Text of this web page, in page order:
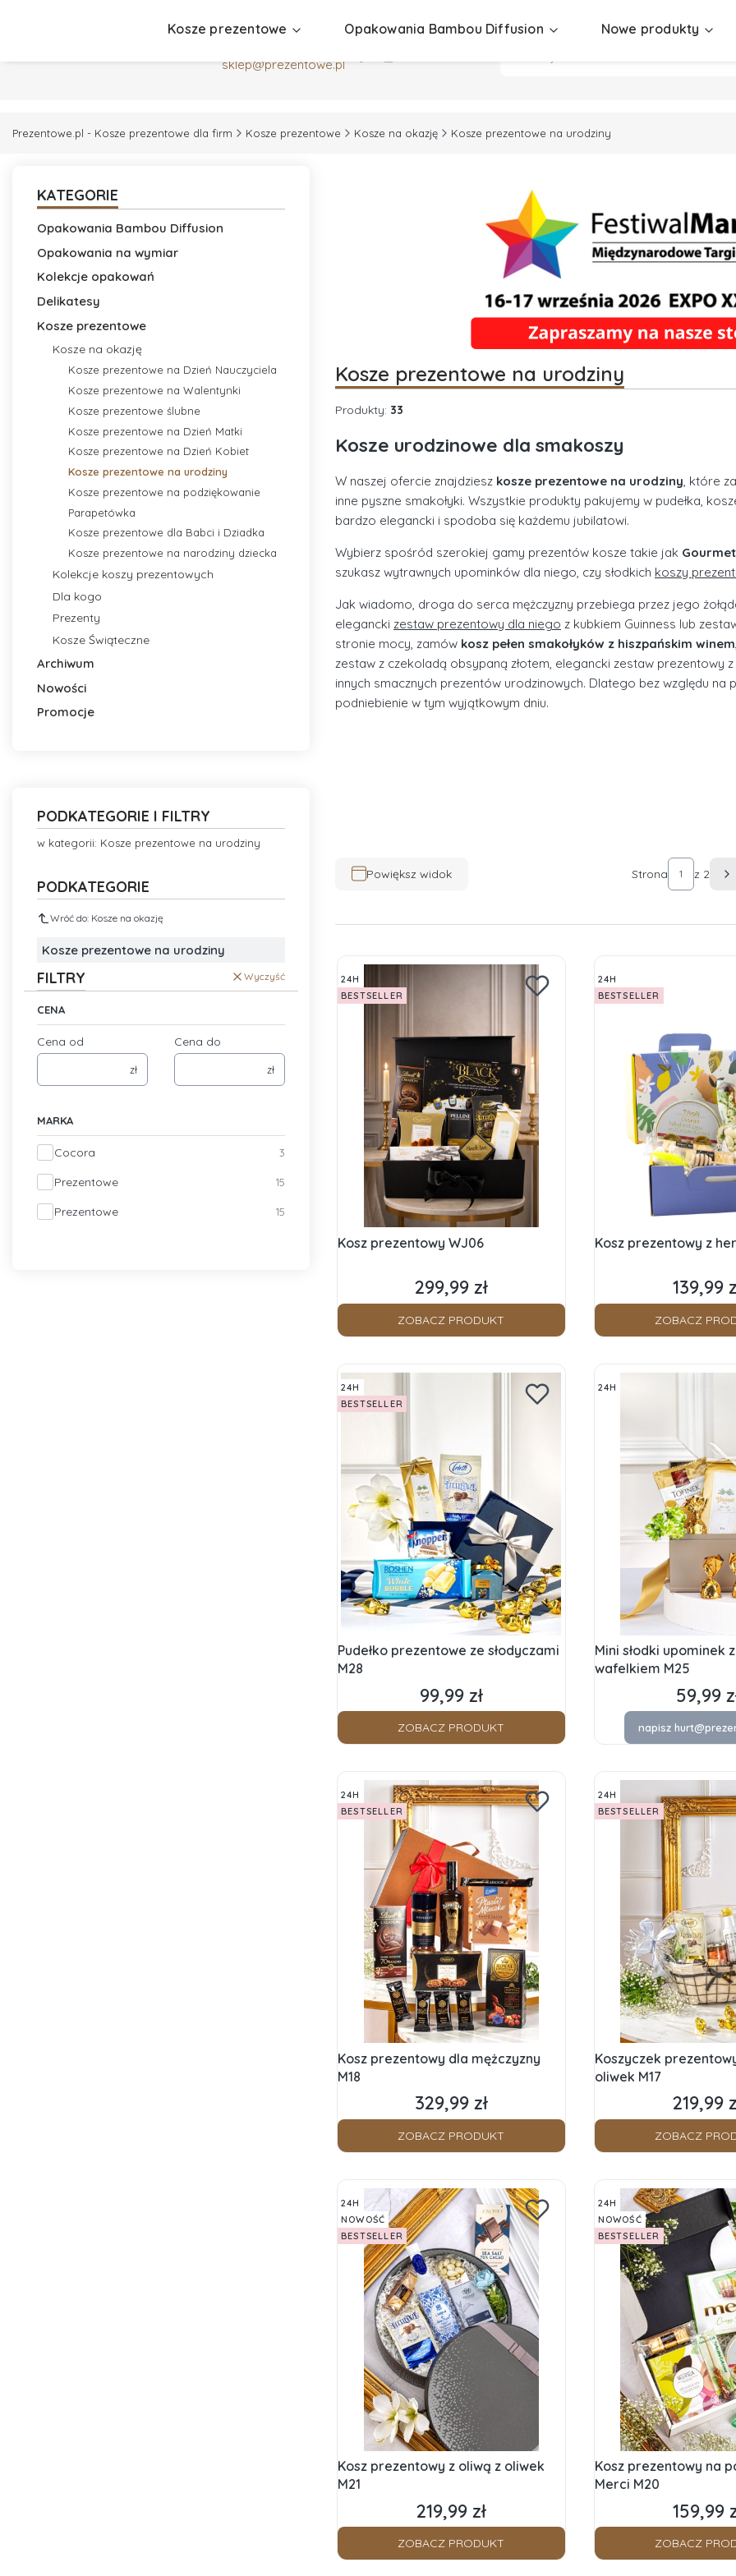
sklep@prezentowe.pl
Kosze prezentowe Opakowania Bambou Diffusion Nowe produkty
Prezentowe.pl - Kosze prezentowe dla firm Kosze prezentowe Kosze na okazję Kosze prezentowe na urodziny
KATEGORIE
Opakowania Bambou Diffusion
Opakowania na wymiar
Kolekcje opakowań
Delikatesy
Kosze prezentowe
Kosze na okazję
Kosze prezentowe na Dzień Nauczyciela
Kosze prezentowe na Walentynki
Kosze prezentowe ślubne
Kosze prezentowe na Dzień Matki
Kosze prezentowe na Dzień Kobiet
Kosze prezentowe na urodziny
Kosze prezentowe na podziękowanie
Parapetówka
Kosze prezentowe dla Babci i Dziadka
Kosze prezentowe na narodziny dziecka
Kolekcje koszy prezentowych
Dla kogo
Prezenty
Kosze Świąteczne
Archiwum
Nowości
Promocje
PODKATEGORIE I FILTRY
w kategorii: Kosze prezentowe na urodziny
PODKATEGORIE
Wróć do: Kosze na okazję
Kosze prezentowe na urodziny
FILTRY Wyczyść
CENA
Cena od
zł
Cena do
zł
MARKA
MarkaCocora 3
Prezentowe 15
Prezentowe 15
Kosze prezentowe na urodziny
Produkty: 33
Kosze urodzinowe dla smakoszy
W naszej ofercie znajdziesz kosze prezentowe na urodziny, które
inne pyszne smakołyki. Wszystkie produkty pakujemy w pudełka,
bardzo elegancki i spodoba się każdemu jubilatowi.
Wybierz spośród szerokiej gamy prezentów kosze takie jak
szukasz wytrawnych upominków dla niego, czy słodkich koszy
Jak wiadomo, droga do serca mężczyzny przebiega przez jego
elegancki zestaw prezentowy dla niego z kubkiem Guinness lub
stronie mocy, zamów kosz pełen smakołyków z hiszpańskim
zestaw z czekoladą obsypaną złotem, elegancki zestaw
innych smacznych prezentów urodzinowych. Dlatego bez względu
podniebienie w tym wyjątkowym dniu.
Powiększ widok Strona z 2
24H
BESTSELLER
Kosz prezentowy WJ06
Cena
299,99 zł
ZOBACZ PRODUKT
24H
BESTSELLER
Kosz prezentowy z
Cena
139,99
ZOBACZ
24H
BESTSELLER
Pudełko prezentowe ze słodyczami
M28
Cena
99,99 zł
ZOBACZ PRODUKT
24H
Mini słodki upominek
wafelkiem M25
Cena
59,99
napisz
24H
BESTSELLER
Kosz prezentowy dla mężczyzny
M18
Cena
329,99 zł
ZOBACZ PRODUKT
24H
BESTSELLER
Koszyczek
oliwek M17
Cena
219,99
ZOBACZ
24H
NOWOŚĆ
BESTSELLER
Kosz prezentowy z oliwą z oliwek
M21
Cena
219,99 zł
ZOBACZ PRODUKT
24H
NOWOŚĆ
BESTSELLER
Kosz prezentowy na
Merci M20
Cena
159,99
ZOBACZ